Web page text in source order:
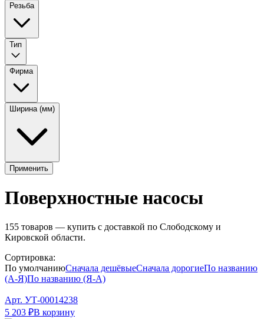
Резьба
Тип
Фирма
Ширина (мм)
Применить
Поверхностные насосы
155 товаров — купить с доставкой по Слободскому и
Кировской области.
Сортировка:
По умолчаниюСначала дешёвыеСначала дорогиеПо названию
(А-Я)По названию (Я-А)
Арт. УТ-00014238
5 203 ₽В корзину